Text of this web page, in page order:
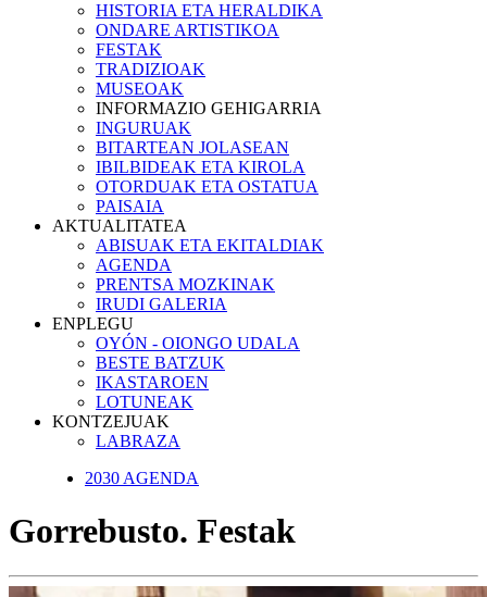
HISTORIA ETA HERALDIKA
ONDARE ARTISTIKOA
FESTAK
TRADIZIOAK
MUSEOAK
INFORMAZIO GEHIGARRIA
INGURUAK
BITARTEAN JOLASEAN
IBILBIDEAK ETA KIROLA
OTORDUAK ETA OSTATUA
PAISAIA
AKTUALITATEA
ABISUAK ETA EKITALDIAK
AGENDA
PRENTSA MOZKINAK
IRUDI GALERIA
ENPLEGU
OYÓN - OIONGO UDALA
BESTE BATZUK
IKASTAROEN
LOTUNEAK
KONTZEJUAK
LABRAZA
2030 AGENDA
Gorrebusto. Festak